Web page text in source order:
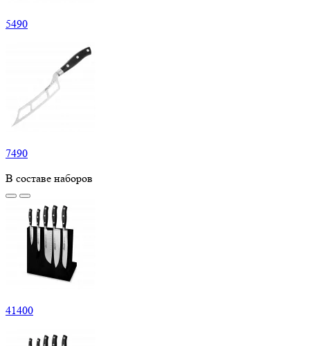
5490
7490
В составе наборов
41400